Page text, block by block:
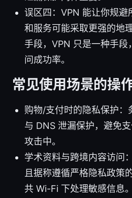
误区四：VPN 能让你规避
和服务可能采取更强的地
手段，VPN 只是一种手段
问成功率。
常见使用场景的操
购物/支付时的隐私保护
与 DNS 泄漏保护，避免
攻击中。
学术资料与跨境内容访问
且据称遵循严格隐私政策
共 Wi-Fi 下处理敏感信息。